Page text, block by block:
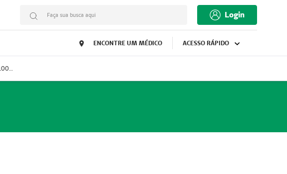
Faça sua busca aqui Login
ENCONTRE UM MÉDICO ACESSO RÁPIDO
Prestador Mosaicum Espaço Clínico Ltda (51004352-0)